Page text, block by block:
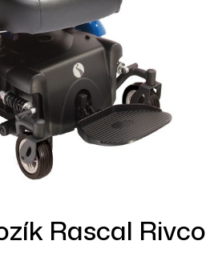
Rascal Rivco